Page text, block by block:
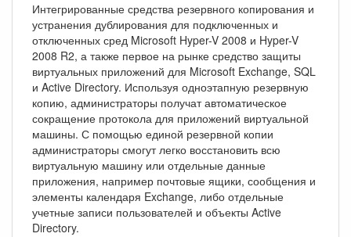
Интегрированные средства резервного копирования и
устранения дублирования для подключенных и
отключенных сред Microsoft Hyper-V 2008 и Hyper-V
2008 R2, а также первое на рынке средство защиты
виртуальных приложений для Microsoft Exchange, SQL
и Active Directory. Используя одноэтапную резервную
копию, администраторы получат автоматическое
сокращение протокола для приложений виртуальной
машины. С помощью единой резервной копии
администраторы смогут легко восстановить всю
виртуальную машину или отдельные данные
приложения, например почтовые ящики, сообщения и
элементы календаря Exchange, либо отдельные
учетные записи пользователей и объекты Active
Directory.